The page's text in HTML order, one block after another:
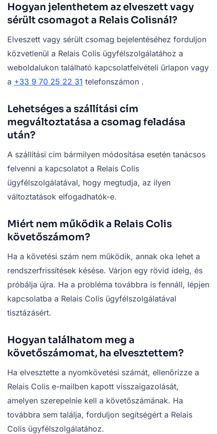
Hogyan jelenthetem az elveszett vagy
sérült csomagot a Relais Colisnál?
Elveszett vagy sérült csomag bejelentéséhez forduljon
közvetlenül a Relais Colis ügyfélszolgálatához a
weboldalukon található kapcsolatfelvételi űrlapon vagy
a +33 9 70 25 22 31 telefonszámon .
Lehetséges a szállítási cím
megváltoztatása a csomag feladása
után?
A szállítási cím bármilyen módosítása esetén tanácsos
felvenni a kapcsolatot a Relais Colis
ügyfélszolgálatával, hogy megtudja, az ilyen
változtatások elfogadhatók-e.
Miért nem működik a Relais Colis
követőszámom?
Ha a követési szám nem működik, annak oka lehet a
rendszerfrissítések késése. Várjon egy rövid ideig, és
próbálja újra. Ha a probléma továbbra is fennáll, lépjen
kapcsolatba a Relais Colis ügyfélszolgálatával
tisztázásért.
Hogyan találhatom meg a
követőszámomat, ha elvesztettem?
Ha elvesztette a nyomkövetési számát, ellenőrizze a
Relais Colis e-mailben kapott visszaigazolását,
amelyen szerepelnie kell a követőszámának. Ha
továbbra sem találja, forduljon segítségért a Relais
Colis ügyfélszolgálatához.